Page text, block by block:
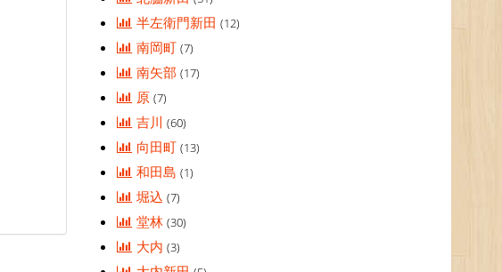
半左衛門新田(12)
南岡町(7)
南矢部(17)
原(7)
吉川(60)
向田町(13)
和田島(1)
堀込(7)
堂林(30)
大内(3)